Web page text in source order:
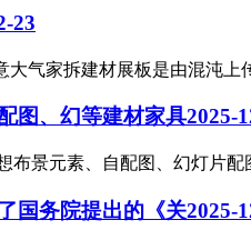
23
气家拆建材展板是由混沌
图、幻等建材家具2025-
布景元素、自配图、幻灯片
国务院提出的《关2025-